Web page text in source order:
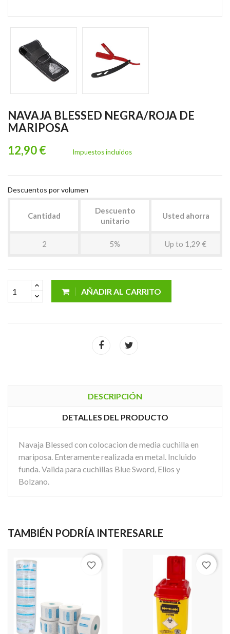
NAVAJA BLESSED NEGRA/ROJA DE
MARIPOSA
12,90 €
Impuestos incluidos
Descuentos por volumen
Cantidad
Descuento
unitario
Usted ahorra
2 5% Up to 1,29 €
AÑADIR AL CARRITO
DESCRIPCIÓN
DETALLES DEL PRODUCTO
Navaja Blessed con colocacion de media cuchilla en
mariposa. Enteramente realizada en metal. Incluido
funda. Valida para cuchillas Blue Sword, Elios y
Bolzano.
TAMBIÉN PODRÍA INTERESARLE
favorite_border favorite_border